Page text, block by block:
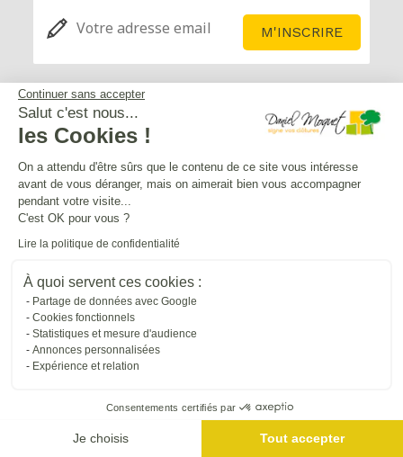
Continuer sans accepter
Salut c'est nous...
les Cookies !
On a attendu d'être sûrs que le contenu de ce site vous intéresse
avant de vous déranger, mais on aimerait bien vous accompagner
pendant votre visite...
C'est OK pour vous ?
Lire la politique de confidentialité
À quoi servent ces cookies :
Partage de données avec Google
Cookies fonctionnels
Statistiques et mesure d'audience
Annonces personnalisées
Expérience et relation
Consentements certifiés par
Je choisis Tout accepter
Service après-vente
Mentions légales
Crédits Agence de communication
Plan du site
Gestion des cookies